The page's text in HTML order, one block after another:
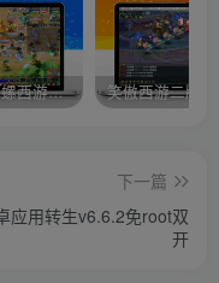
–（源码）田螺西游9.0 假人摆摊18门派飞升渡劫化圣助战最新BB谛听…. 笑傲西游二版-
下一篇
应用转生v6.6.2免root双
开